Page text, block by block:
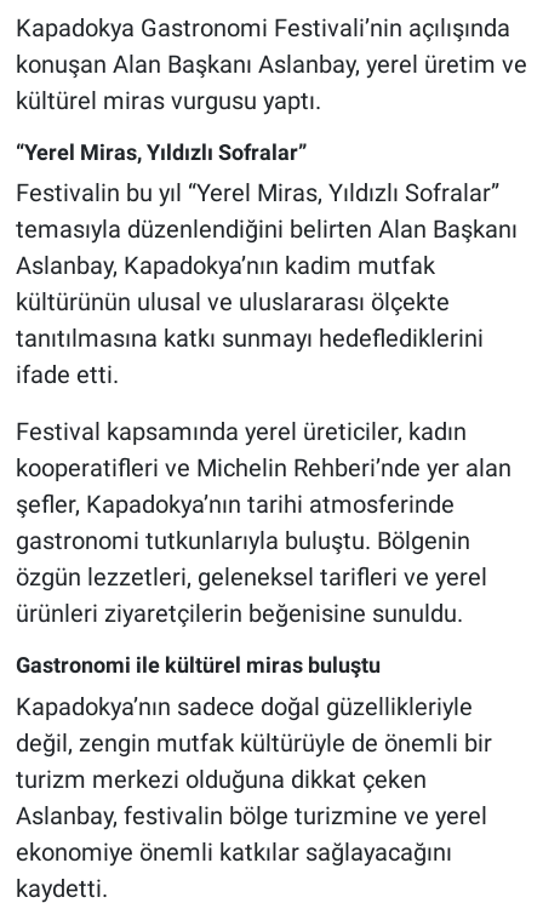
Kapadokya Gastronomi Festivali’nin açılışında
konuşan Alan Başkanı Aslanbay, yerel üretim ve
kültürel miras vurgusu yaptı.
“Yerel Miras, Yıldızlı Sofralar”
Festivalin bu yıl “Yerel Miras, Yıldızlı Sofralar”
temasıyla düzenlendiğini belirten Alan Başkanı
Aslanbay, Kapadokya’nın kadim mutfak
kültürünün ulusal ve uluslararası ölçekte
tanıtılmasına katkı sunmayı hedeflediklerini
ifade etti.
Festival kapsamında yerel üreticiler, kadın
kooperatifleri ve Michelin Rehberi’nde yer alan
şefler, Kapadokya’nın tarihi atmosferinde
gastronomi tutkunlarıyla buluştu. Bölgenin
özgün lezzetleri, geleneksel tarifleri ve yerel
ürünleri ziyaretçilerin beğenisine sunuldu.
Gastronomi ile kültürel miras buluştu
Kapadokya’nın sadece doğal güzellikleriyle
değil, zengin mutfak kültürüyle de önemli bir
turizm merkezi olduğuna dikkat çeken
Aslanbay, festivalin bölge turizmine ve yerel
ekonomiye önemli katkılar sağlayacağını
kaydetti.